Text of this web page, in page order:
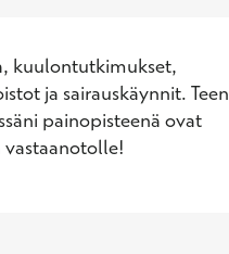
kuulontutkimukset,
ja sairauskäynnit. Teen
painopisteenä ovat